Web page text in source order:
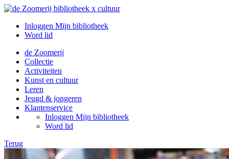
Inloggen Mijn bibliotheek
Word lid
de Zoomerij
Collectie
Activiteiten
Kunst en cultuur
Leren
Jeugd & jongeren
Klantenservice
Inloggen Mijn bibliotheek
Word lid
Terug